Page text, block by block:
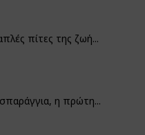
πίτες της ζωή...
σπαράγγια, η πρώτη...